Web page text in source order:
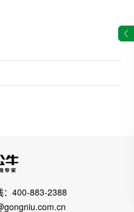
：400-883-2388